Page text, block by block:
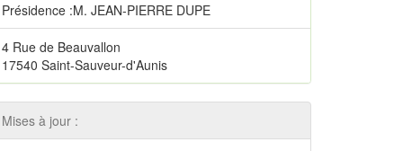
Présidence :M. JEAN-PIERRE DUPE
4 Rue de Beauvallon
17540 Saint-Sauveur-d'Aunis
Mises à jour :